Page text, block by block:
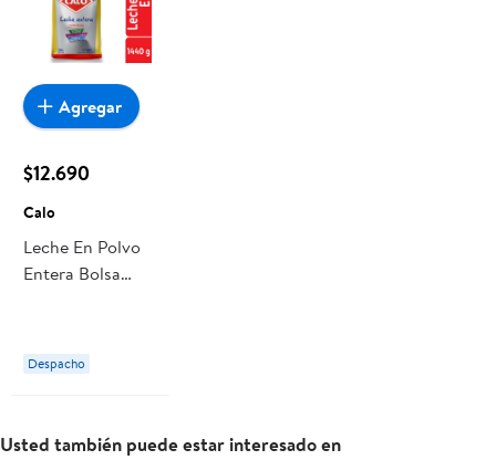
$12.690
Calo
Leche En Polvo
Entera Bolsa
Despacho
Agregar
Usted también puede estar interesado en